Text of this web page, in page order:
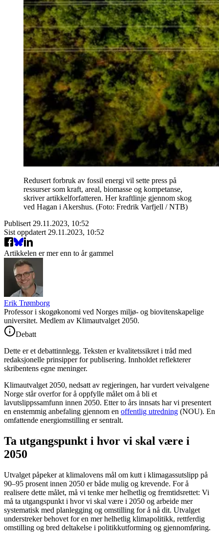
Redusert forbruk av fossil energi vil sette press på
ressurser som kraft, areal, biomasse og kompetanse,
skriver artikkelforfatteren. Her kraftlinje gjennom skog
ved Hagan i Akershus. (Foto: Fredrik Varfjell / NTB)
Publisert 29.11.2023, 10:52
Sist oppdatert 29.11.2023, 10:52
Artikkelen er mer enn to år gammel
Erik Trømborg
Professor i skogøkonomi ved Norges miljø- og biovitenskapelige
universitet. Medlem av Klimautvalget 2050.
Debatt
Dette er et debattinnlegg. Teksten er kvalitetssikret i tråd med
redaksjonelle prinsipper for publisering. Innholdet reflekterer
skribentens egne meninger.
Klimautvalget 2050, nedsatt av regjeringen, har vurdert veivalgene
Norge står overfor for å oppfylle målet om å bli et
lavutslippssamfunn innen 2050. Etter to års innsats har vi presentert
en enstemmig anbefaling gjennom en offentlig utredning (NOU). En
omfattende energiomstilling er sentralt.
Ta utgangspunkt i hvor vi skal være i
2050
Utvalget påpeker at klimalovens mål om kutt i klimagassutslipp på
90–95 prosent innen 2050 er både mulig og krevende. For å
realisere dette målet, må vi tenke mer helhetlig og fremtidsrettet: Vi
må ta utgangspunkt i hvor vi skal være i 2050 og arbeide mer
systematisk med planlegging og omstilling for å nå dit. Utvalget
understreker behovet for en mer helhetlig klimapolitikk, rettferdig
omstilling og bred deltakelse i politikkutforming og gjennomføring.